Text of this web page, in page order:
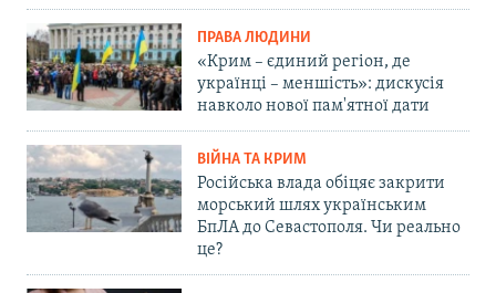
ПРАВА ЛЮДИНИ
«Крим – єдиний регіон, де
українці – меншість»: дискусія
навколо нової пам'ятної дати
ВІЙНА ТА КРИМ
Російська влада обіцяє закрити
морський шлях українським
БпЛА до Севастополя. Чи реально
це?